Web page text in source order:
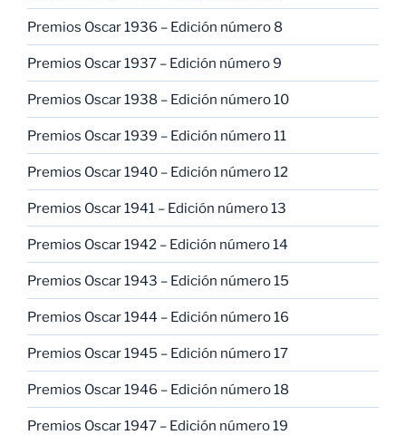
Premios Oscar 1936 – Edición número 8
Premios Oscar 1937 – Edición número 9
Premios Oscar 1938 – Edición número 10
Premios Oscar 1939 – Edición número 11
Premios Oscar 1940 – Edición número 12
Premios Oscar 1941 – Edición número 13
Premios Oscar 1942 – Edición número 14
Premios Oscar 1943 – Edición número 15
Premios Oscar 1944 – Edición número 16
Premios Oscar 1945 – Edición número 17
Premios Oscar 1946 – Edición número 18
Premios Oscar 1947 – Edición número 19